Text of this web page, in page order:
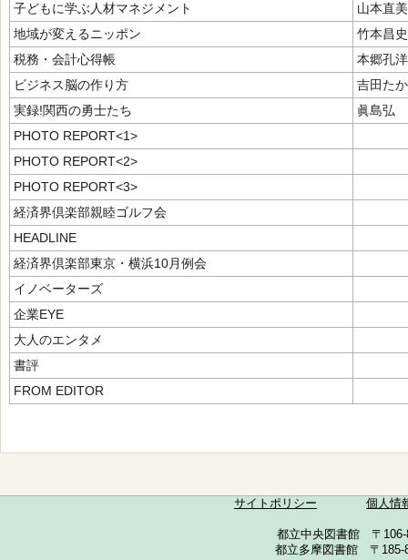
子どもに学ぶ人材マネジメント
山本直美
地域が変えるニッポン
竹本昌史
税務・会計心得帳
本郷孔洋
ビジネス脳の作り方
吉田た
実録!関西の勇士たち
眞島弘
PHOTO REPORT<1>
PHOTO REPORT<2>
PHOTO REPORT<3>
経済界倶楽部親睦ゴルフ会
HEADLINE
経済界倶楽部東京・横浜10月例会
イノベーターズ
企業EYE
大人のエンタメ
書評
FROM EDITOR
サイトポリシー 個人情
都立中央図書館 〒
都立多摩図書館 〒185-